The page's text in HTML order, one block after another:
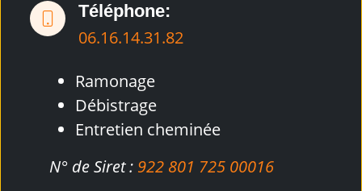
Téléphone:
06.16.14.31.82
Ramonage
Débistrage
Entretien cheminée
N° de Siret : 922 801 725 00016